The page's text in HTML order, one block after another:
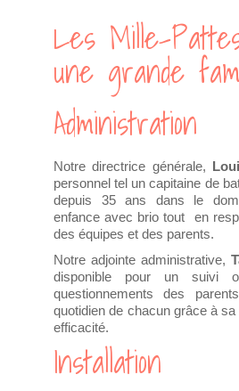
Nous joindre
Boite à outils
À propos
Nous joindre
Les Mille-
une grande
Administration
Notre directrice générale,
personnel tel un capitaine de
depuis 35 ans dans le
enfance avec brio tout en
des équipes et des parents.
Notre adjointe administrative,
disponible pour un suivi
questionnements des
quotidien de chacun grâce à
efficacité.
Installation